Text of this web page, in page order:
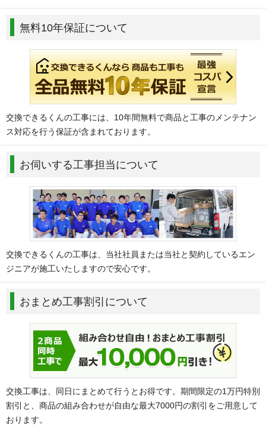
無料10年保証について
交換できるくんの工事には、10年間無料で商品と工事のメンテナン
ス対応を行う保証が含まれております。
お伺いする工事担当について
交換できるくんの工事は、当社社員または当社と契約しているエン
ジニアが施工いたしますので安心です。
おまとめ工事割引について
交換工事は、同日にまとめて行うとお得です。期間限定の1万円特別
割引と、商品の組み合わせが自由な最大7000円の割引をご用意して
おります。